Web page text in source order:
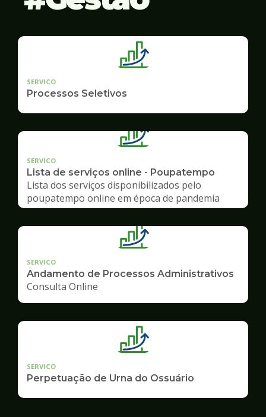
SERVICO
Processos Seletivos
SERVICO
Lista de serviços online - Poupatempo
Lista dos serviços disponibilizados pelo
poupatempo online em época de pandemia
SERVICO
Andamento de Processos Administrativos
Consulta Online
SERVICO
Perpetuação de Urna do Ossuário